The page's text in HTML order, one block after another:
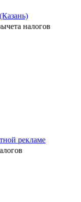
налогов
рекламе